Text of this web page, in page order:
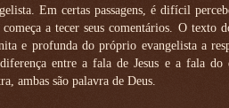
Em certas passagens, é difícil
a tecer seus comentários. O texto
e profunda do próprio evangelista a
entre a fala de Jesus e a fala do
ambas são palavra de Deus.